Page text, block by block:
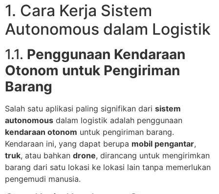
1. Cara Kerja Sistem
Autonomous dalam Logistik
1.1. Penggunaan Kendaraan
Otonom untuk Pengiriman
Barang
Salah satu aplikasi paling signifikan dari sistem
autonomous dalam logistik adalah penggunaan
kendaraan otonom untuk pengiriman barang.
Kendaraan ini, yang dapat berupa mobil pengantar,
truk, atau bahkan drone, dirancang untuk mengirimkan
barang dari satu lokasi ke lokasi lain tanpa memerlukan
pengemudi manusia.